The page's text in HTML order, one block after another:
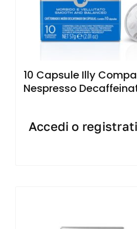
10 Capsule Illy
Nespresso
Accedi o